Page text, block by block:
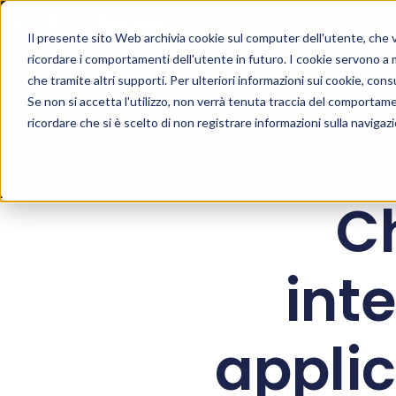
Il presente sito Web archivia cookie sul computer dell'utente,
ricordare i comportamenti dell'utente in futuro. I cookie servono a
che tramite altri supporti. Per ulteriori informazioni sui cookie,
Se non si accetta l'utilizzo, non verrà tenuta traccia del
ricordare che si è scelto di non registrare informazioni sulla
Prodotti